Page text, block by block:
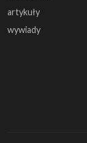
artykuły
wywiady